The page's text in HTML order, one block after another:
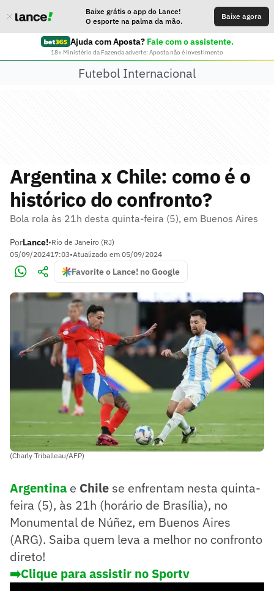
Baixe grátis o app do Lance!
O esporte na palma da mão.
Baixe agora
Ajuda com Aposta? Fale com o assistente.
18+ Ministério da Fazenda adverte: Aposta não é investimento
Futebol Internacional
Argentina x Chile: como é o
histórico do confronto?
Bola rola às 21h desta quinta-feira (5), em Buenos Aires
PorLance!•Rio de Janeiro (RJ)
05/09/202417:03•Atualizado em 05/09/2024
Favorite o Lance! no Google
(Charly Triballeau/AFP)
Argentina e Chile se enfrentam nesta quinta-
feira (5), às 21h (horário de Brasília), no
Monumental de Núñez, em Buenos Aires
(ARG). Saiba quem leva a melhor no confronto
direto!
➡️Clique para assistir no Sportv